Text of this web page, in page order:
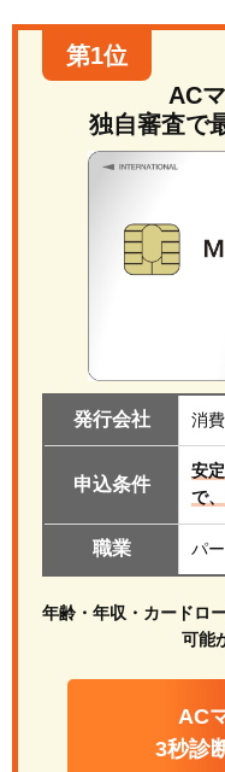
第1位
AC
独自審査で
発行会社 消
申込条件
安
で
職業 パ
年齢・年収・カードロ
可能
AC
3秒診